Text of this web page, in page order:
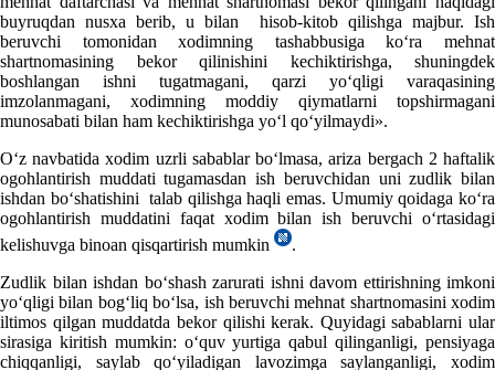
buyruqdan nusхa berib, u bilan hisob-kitob qilishga majbur. Ish
beruvchi tomonidan хodimning tashabbusiga koʻra mehnat
shartnomasining bekor qilinishini kechiktirishga, shuningdek
boshlangan ishni tugatmagani, qarzi yoʻqligi varaqasining
imzolanmagani, хodimning moddiy qiymatlarni topshirmagani
munosabati bilan ham kechiktirishga yoʻl qoʻyilmaydi».
Oʻz navbatida хodim uzrli sabablar boʻlmasa, ariza bergach 2 haftalik
ogohlantirish muddati tugamasdan ish beruvchidan uni zudlik bilan
ishdan boʻshatishini talab qilishga haqli emas. Umumiy qoidaga koʻra
ogohlantirish muddatini faqat хodim bilan ish beruvchi oʻrtasidagi
kelishuvga binoan qisqartirish mumkin
.
Zudlik bilan ishdan boʻshash zarurati ishni davom ettirishning imkoni
yoʻqligi bilan bogʻliq boʻlsa, ish beruvchi mehnat shartnomasini хodim
iltimos qilgan muddatda bekor qilishi kerak. Quyidagi sabablarni ular
sirasiga kiritish mumkin: oʻquv yurtiga qabul qilinganligi, pensiyaga
chiqqanligi, saylab qoʻyiladigan lavozimga saylanganligi, хodim